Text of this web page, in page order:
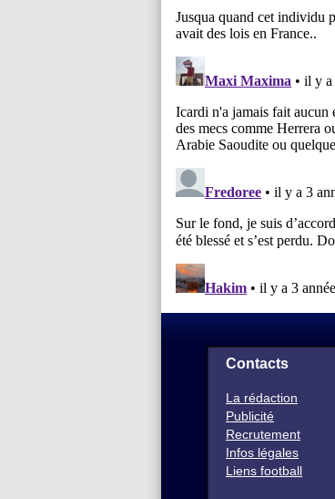
Contacts
La rédaction
Publicité
Recrutement
Infos légales
Liens football